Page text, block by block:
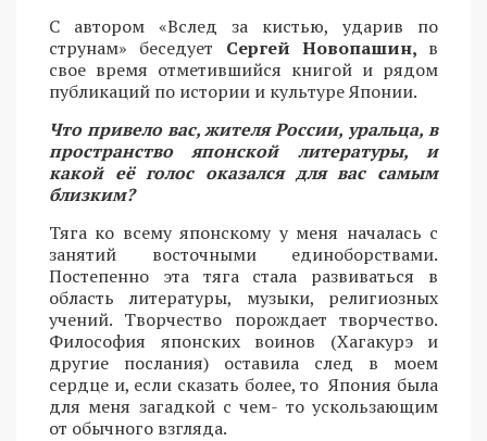
С автором «Вслед за кистью, ударив по
струнам» беседует Сергей Новопашин, в
свое время отметившийся книгой и рядом
публикаций по истории и культуре Японии.
Что привело вас, жителя России, уральца, в
пространство японской литературы, и
какой её голос оказался для вас самым
близким?
Тяга ко всему японскому у меня началась с
занятий восточными единоборствами.
Постепенно эта тяга стала развиваться в
область литературы, музыки, религиозных
учений. Творчество порождает творчество.
Философия японских воинов (Хагакурэ и
другие послания) оставила след в моем
сердце и, если сказать более, то Япония была
для меня загадкой с чем- то ускользающим
от обычного взгляда.